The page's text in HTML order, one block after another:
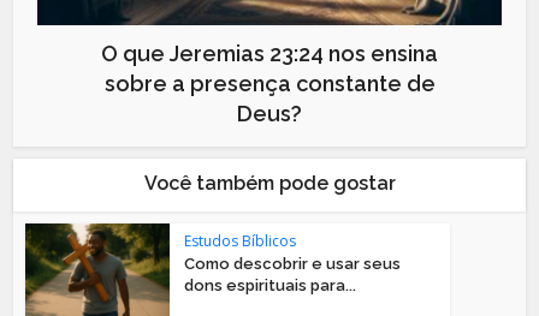
O que Jeremias 23:24 nos ensina
sobre a presença constante de
Deus?
Você também pode gostar
Estudos Bíblicos
Como descobrir e usar seus
dons espirituais para...